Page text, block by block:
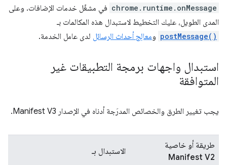
chrome.runtime.onMessage في مشغّل خدمات الإضافات. وعلى
المدى الطويل، عليك التخطيط لاستبدال هذه المكالمات بـ
postMessage() ومعالِج أحداث الرسائل لدى عامل الخدمة.
استبدال واجهات برمجة التطبيقات غير
المتوافقة
يجب تغيير الطرق والخصائص المدرَجة أدناه في الإصدار Manifest V3.
طريقة أو خاصية
Manifest V2
الاستبدال بـ